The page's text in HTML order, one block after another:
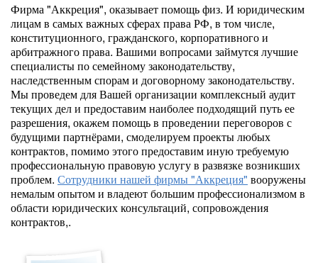
Фирма "Аккреция", оказывает помощь физ. И юридическим
лицам в самых важных сферах права РФ, в том числе,
конституционного, гражданского, корпоративного и
арбитражного права. Вашими вопросами займутся лучшие
специалисты по семейному законодательству,
наследственным спорам и договорному законодательству.
Мы проведем для Вашей организации комплексный аудит
текущих дел и предоставим наиболее подходящий путь ее
разрешения, окажем помощь в проведении переговоров с
будущими партнёрами, смоделируем проекты любых
контрактов, помимо этого предоставим иную требуемую
профессиональную правовую услугу в развязке возникших
проблем. Сотрудники нашей фирмы "Аккреция" вооружены
немалым опытом и владеют большим профессионализмом в
области юридических консультаций, сопровождения
контрактов,.